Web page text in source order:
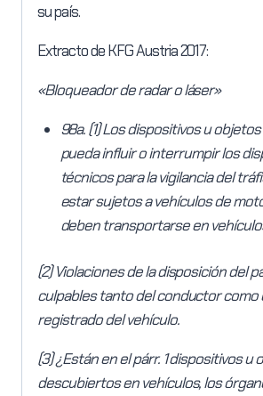
su país.
Extracto de KFG Austria 2017:
«Bloqueador de radar o láser»
98a. (1) Los dispositivos u
pueda influir o interrumpir los
técnicos para la vigilancia del
estar sujetos a vehículos de
deben transportarse en
(2) Violaciones de la disposición del
culpables tanto del conductor
registrado del vehículo.
(3) ¿Están en el párr. 1 dispositivos u
descubiertos en vehículos, los